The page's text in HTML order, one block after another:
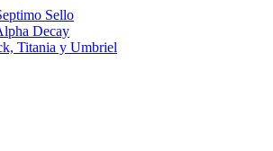
Sello
Decay
Titania y Umbriel